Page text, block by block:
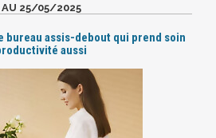
AU 25/05/2025
bureau assis-debout qui prend soin
aussi